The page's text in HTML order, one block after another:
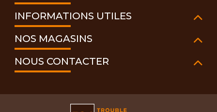
INFORMATIONS UTILES
NOS MAGASINS
NOUS CONTACTER